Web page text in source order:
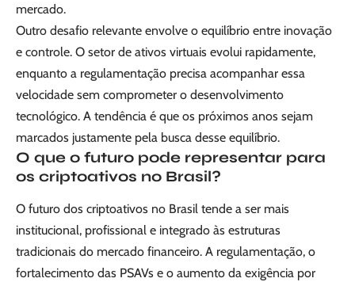
mercado.
Outro desafio relevante envolve o equilíbrio entre inovação
e controle. O setor de ativos virtuais evolui rapidamente,
enquanto a regulamentação precisa acompanhar essa
velocidade sem comprometer o desenvolvimento
tecnológico. A tendência é que os próximos anos sejam
marcados justamente pela busca desse equilíbrio.
O que o futuro pode representar para
os criptoativos no Brasil?
O futuro dos criptoativos no Brasil tende a ser mais
institucional, profissional e integrado às estruturas
tradicionais do mercado financeiro. A regulamentação, o
fortalecimento das PSAVs e o aumento da exigência por